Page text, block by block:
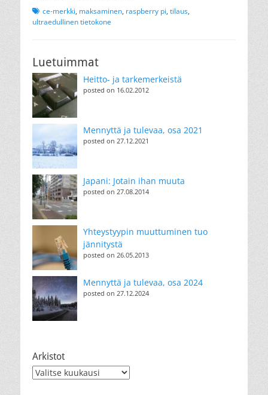
Tagsce-merkki, maksaminen, raspberry pi, tilaus,
ultraedullinen tietokone
Luetuimmat
Heitto- ja tarkemerkeistä
posted on 16.02.2012
Mennyttä ja tulevaa, osa 2021
posted on 27.12.2021
Japani: Jotain ihan muuta
posted on 27.08.2014
Yhteystyypin muuttuminen tuo
jännitystä
posted on 26.05.2013
Mennyttä ja tulevaa, osa 2024
posted on 27.12.2024
Arkistot
Arkistot